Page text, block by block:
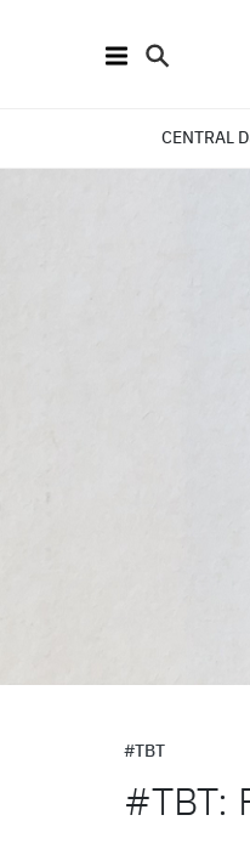
CENTRAL
#TBT
#TBT: